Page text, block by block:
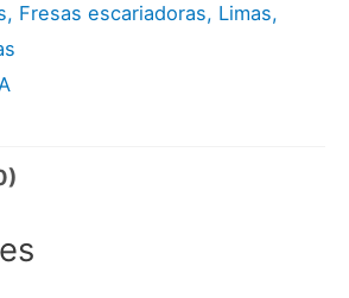
Fresas escariadoras, Limas,